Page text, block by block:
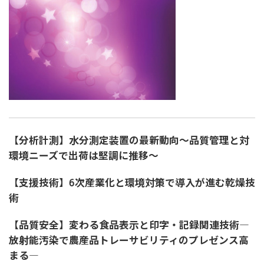
【分析計測】水分測定装置の最新動向～品質管理と対
環境ニーズで出荷は堅調に推移～
【支援技術】6次産業化と環境対策で導入が進む乾燥技
術
【品質安全】変わる食品表示と印字・記録関連技術―
放射能汚染で農産品トレーサビリティのプレゼンス高
まる―